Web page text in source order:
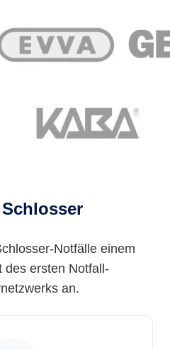
Notfälle einem
des ersten Notfall-
an.